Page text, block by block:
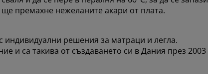
премахне нежеланите акари от плата.
индивидуални решения за матраци и легла.
и са такива от създаването си в Дания през 2003